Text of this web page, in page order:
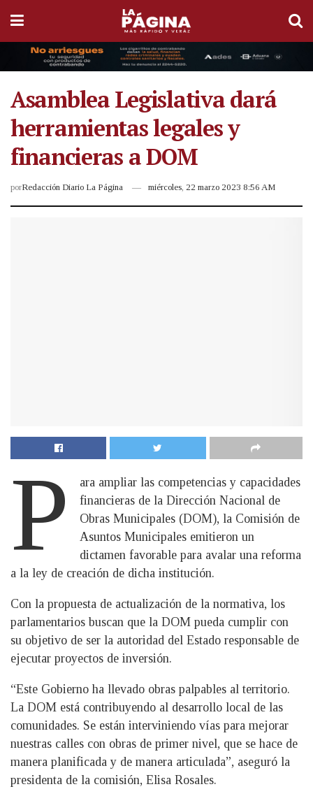
Asamblea Legislativa dará
herramientas legales y
financieras a DOM
porRedacción Diario La Página miércoles, 22 marzo 2023 8:56 AM
P
ara ampliar las competencias y capacidades
financieras de la Dirección Nacional de
Obras Municipales (DOM), la Comisión de
Asuntos Municipales emitieron un
dictamen favorable para avalar una reforma
a la ley de creación de dicha institución.
Con la propuesta de actualización de la normativa, los
parlamentarios buscan que la DOM pueda cumplir con
su objetivo de ser la autoridad del Estado responsable de
ejecutar proyectos de inversión.
“Este Gobierno ha llevado obras palpables al territorio.
La DOM está contribuyendo al desarrollo local de las
comunidades. Se están interviniendo vías para mejorar
nuestras calles con obras de primer nivel, que se hace de
manera planificada y de manera articulada”, aseguró la
presidenta de la comisión, Elisa Rosales.